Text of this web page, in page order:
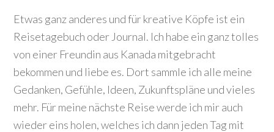
Etwas ganz anderes und für kreative Köpfe ist ein
Reisetagebuch oder Journal. Ich habe ein ganz tolles
von einer Freundin aus Kanada mitgebracht
bekommen und liebe es. Dort sammle ich alle meine
Gedanken, Gefühle, Ideen, Zukunftspläne und vieles
mehr. Für meine nächste Reise werde ich mir auch
wieder eins holen, welches ich dann jeden Tag mit